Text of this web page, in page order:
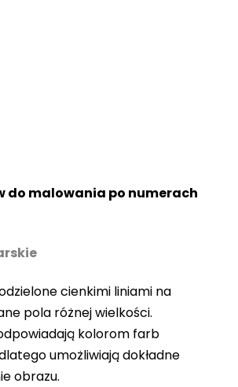
do malowania po numerach
cienkimi liniami na
pola różnej wielkości.
kolorom farb
umożliwiają dokładne
obrazu.